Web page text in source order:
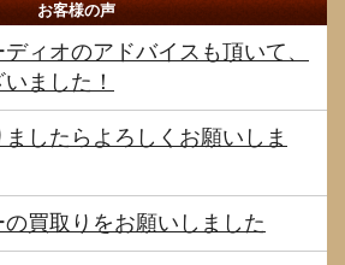
お客様の声
ィオのアドバイスも頂いて、
ました！
したらよろしくお願いしま
買取りをお願いしました